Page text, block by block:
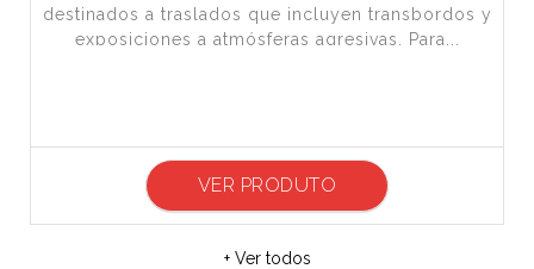
destinados a traslados que incluyen transbordos y
exposiciones a atmósferas agresivas. Para...
VER PRODUTO
+ Ver todos